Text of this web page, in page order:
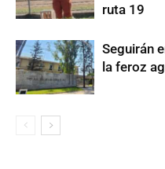
ruta 19
Seguirán
la feroz